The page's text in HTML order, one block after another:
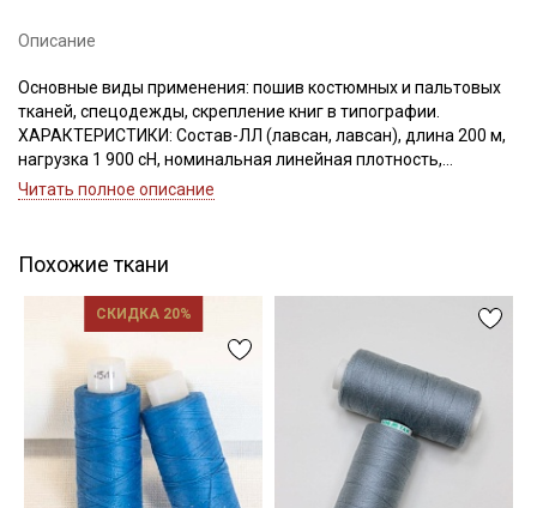
Описание
Основные виды применения: пошив костюмных и пальтовых
тканей, спецодежды, скрепление книг в типографии.
ХАРАКТЕРИСТИКИ: Состав-ЛЛ (лавсан, лавсан), длина 200 м,
нагрузка 1 900 сН, номинальная линейная плотность,
Текс(структура)- 43,5 (21Текс*2)
Читать полное описание
Похожие ткани
СКИДКА 20%
Подписаться
Ознакомлен(а) сПолитикой обработки персональных
данных
информационных рассылок